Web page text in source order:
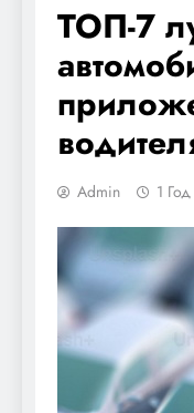
ТОП-7
Admin 1